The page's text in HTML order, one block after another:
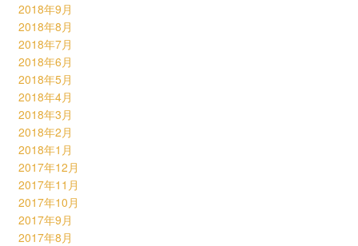
2018年9月
2018年8月
2018年7月
2018年6月
2018年5月
2018年4月
2018年3月
2018年2月
2018年1月
2017年12月
2017年11月
2017年10月
2017年9月
2017年8月